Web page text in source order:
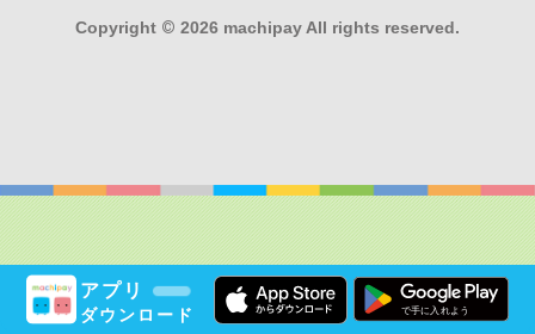
アプリ
ダウンロード
Copyright © 2026 machipay All rights reserved.